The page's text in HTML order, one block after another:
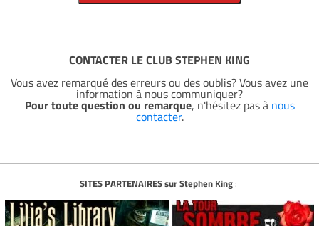
CONTACTER LE CLUB STEPHEN KING
Vous avez remarqué des erreurs ou des oublis? Vous avez une
information à nous communiquer?
Pour toute question ou remarque, n'hésitez pas à nous
contacter.
SITES PARTENAIRES sur Stephen King: